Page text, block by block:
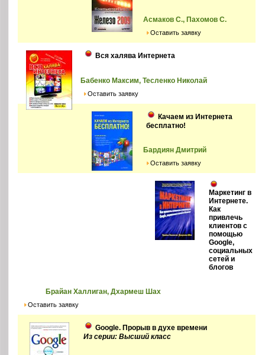
Асмаков С., Пахомов С.
Оставить заявку
Вся халява Интернета
Бабенко Максим, Тесленко Николай
Оставить заявку
Качаем из Интернета
бесплатно!
Бардиян Дмитрий
Оставить заявку
Маркетинг в
Интернете.
Как
привлечь
клиентов с
помощью
Google,
социальных
сетей и
блогов
Брайан Халлиган, Дхармеш Шах
Оставить заявку
Google. Прорыв в духе времени
Из серии: Высший класс